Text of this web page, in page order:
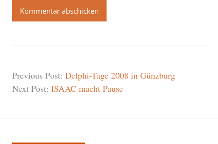
Previous Post: Delphi-Tage 2008 in Günzburg
Next Post: ISAAC macht Pause